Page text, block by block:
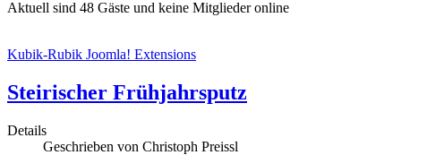
Aktuell sind 48 Gäste und keine Mitglieder online
Kubik-Rubik Joomla! Extensions
Steirischer Frühjahrsputz
Details
Geschrieben von Christoph Preissl